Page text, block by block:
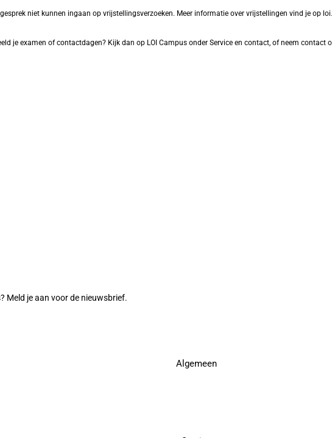
niet kunnen ingaan op vrijstellingsverzoeken. Meer informatie over vrijstellingen vind je op
je examen of contactdagen? Kijk dan op LOI Campus onder Service en contact, of neem contact
Meld je aan voor de nieuwsbrief.
Algemeen